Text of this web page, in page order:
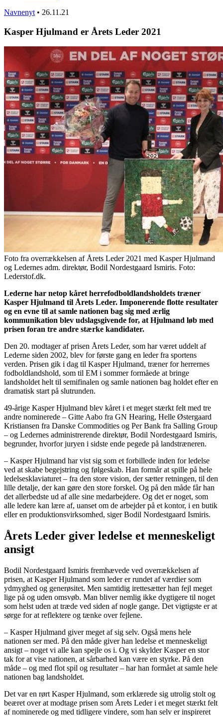
Navnenyt • 26.11.21
Kasper Hjulmand er Årets Leder 2021
Foto fra overrækkelsen af Årets Leder 2021 med Kasper Hjulmand
og Ledernes adm. direktør, Bodil Nordestgaard Ismiris. Foto:
Lederstof.dk.
Lederne har netop kåret herrefodboldlandsholdets træner
Kasper Hjulmand til Årets Leder. Imponerende flotte resultater
og en evne til at samle nationen bag sig med ærlig
kommunikation blev udslagsgivende for, at Hjulmand løb med
prisen foran tre andre stærke kandidater.
Den 20. modtager af prisen Årets Leder, som har været uddelt af
Lederne siden 2002, blev for første gang en leder fra sportens
verden. Prisen gik i dag til Kasper Hjulmand, træner for herrernes
fodboldlandshold, som til EM i sommer formåede at bringe
landsholdet helt til semifinalen og samle nationen bag holdet efter en
dramatisk start på slutrunden.
49-årige Kasper Hjulmand blev kåret i et meget stærkt felt med tre
andre nominerede – Gitte Aabo fra GN Hearing, Helle Østergaard
Kristiansen fra Danske Commodities og Per Bank fra Salling Group
– og Ledernes administrerende direktør, Bodil Nordestgaard Ismiris,
begrunder, hvorfor juryen i sidste ende pegede på landstræneren.
– Kasper Hjulmand har vist sig som et forbillede inden for ledelse
ved at skabe begejstring og følgeskab. Han formår at spille på hele
ledelsesklaviaturet – fra den store vision, der sætter retningen, til den
lille detalje, der kan gøre den store forskel. Og på den måde får han
det allerbedste ud af alle sine medarbejdere. Og det er noget, som
alle ledere kan lære af, uanset om de arbejder på et kontor, i en butik
eller en produktionsvirksomhed, siger Bodil Nordestgaard Ismiris.
Årets Leder giver ledelse et menneskeligt
ansigt
Bodil Nordestgaard Ismiris fremhævede ved overrækkelsen af
prisen, at Kasper Hjulmand som leder er rundet af værdier som
ydmyghed og generøsitet. Men samtidig irettesætter han fejl meget
lige på og uden omsvøb. Man bliver nemlig ikke dygtigere til noget
som helst uden at træde ved siden af nogle gange. Det vigtigste er at
sørge for at reflektere og tænke over fejlene.
– Kasper Hjulmand giver meget af sig selv. Også mens hele
nationen ser med. På den måde giver han ledelse et menneskeligt
ansigt – noget vi alle kan spejle os i. Og vi skylder Kasper en stor
tak for at vise nationen, at sårbarhed kan være en styrke. På den
måde – og med flot spil og resultater – har han formået at samle hele
nationen bag landsholdet.
Det var en rørt Kasper Hjulmand, som erklærede sig utrolig stolt og
beæret over at modtage prisen som Årets Leder i et meget stærkt felt
af nominerede og med tidligere vindere, som han selv er inspireret